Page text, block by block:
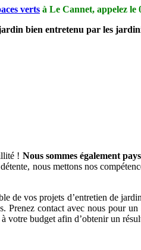
verts à Le Cannet, appelez le
bien entretenu par les
! Nous sommes également
nous mettons nos
vos projets d’entretien de
contact avec nous pour
budget afin d’obtenir un